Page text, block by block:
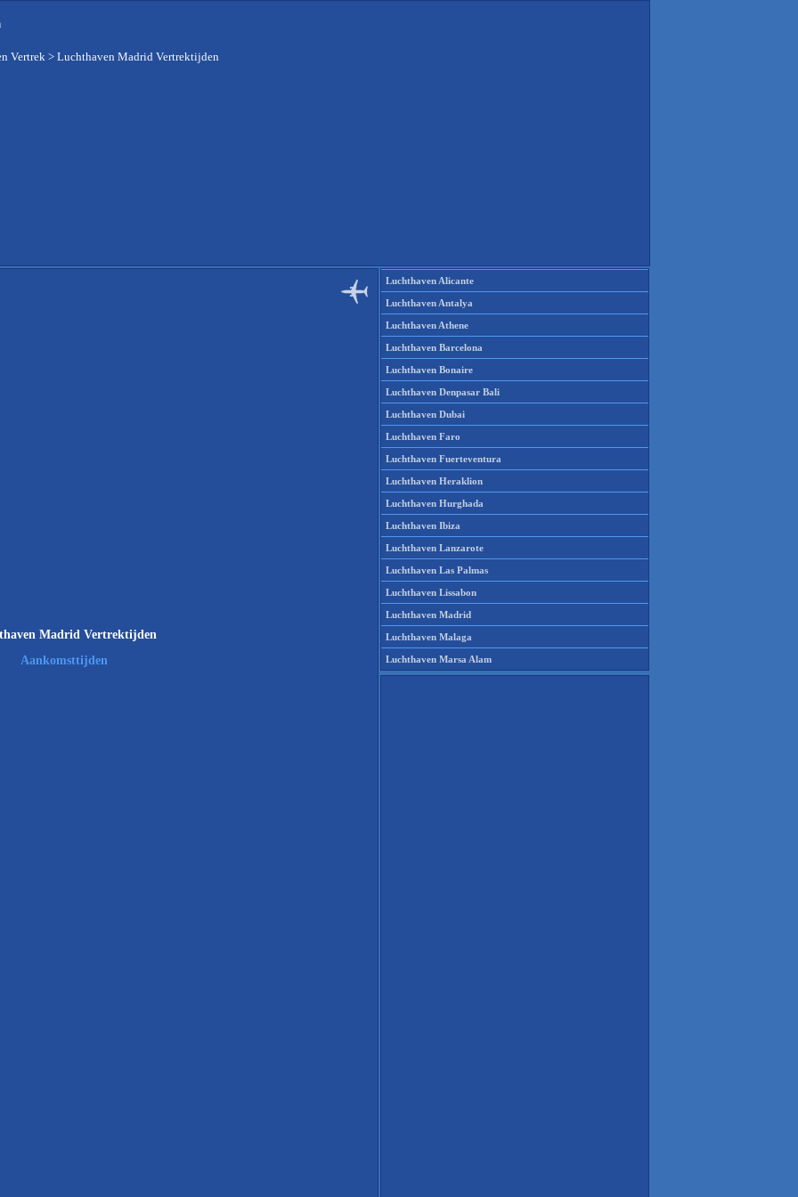
Vertrek> Luchthaven Madrid Vertrektijden
Madrid Vertrektijden
Aankomsttijden
Luchthaven Alicante
Luchthaven Antalya
Luchthaven Athene
Luchthaven Barcelona
Luchthaven Bonaire
Luchthaven Denpasar Bali
Luchthaven Dubai
Luchthaven Faro
Luchthaven Fuerteventura
Luchthaven Heraklion
Luchthaven Hurghada
Luchthaven Ibiza
Luchthaven Lanzarote
Luchthaven Las Palmas
Luchthaven Lissabon
Luchthaven Madrid
Luchthaven Malaga
Luchthaven Marsa Alam